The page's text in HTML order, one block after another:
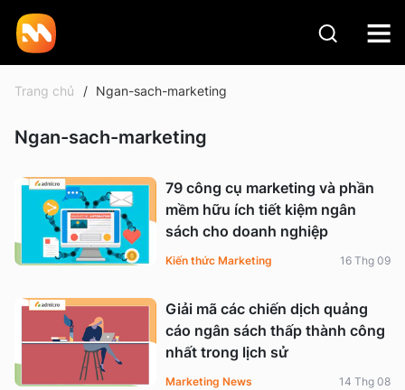
Trang chủ Ngan-sach-marketing
Ngan-sach-marketing
79 công cụ marketing và phần
mềm hữu ích tiết kiệm ngân
sách cho doanh nghiệp
Kiến thức Marketing 16 Thg 09
Giải mã các chiến dịch quảng
cáo ngân sách thấp thành công
nhất trong lịch sử
Marketing News 14 Thg 08